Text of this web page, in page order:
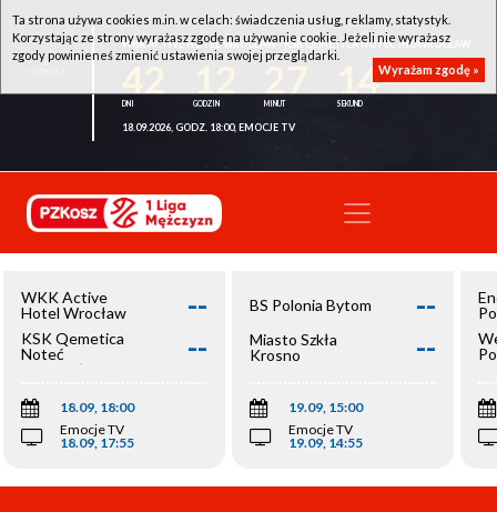
WKK ACTIVE HOTEL WROCŁAW - KSK QEMETICA NOTEĆ INOWROCŁAW
14
18.09.2026, GODZ. 18:00, EMOCJE TV
WKK Active
Hotel Wrocław
--
KSK Qemetica
Noteć
Inowrocław
--
18.09, 18:00
Emocje TV
18.09, 17:55
BS Polonia Bytom --
Miasto Szkła
Krosno
--
19.09, 15:00
Emocje TV
19.09, 14:55
Ta strona używa cookies m.in. w celach: świadczenia usług, reklamy, statystyk.
Korzystając ze strony wyrażasz zgodę na używanie cookie. Jeżeli nie wyrażasz
zgody powinieneś zmienić ustawienia swojej przeglądarki.
Wyrażam zgodę »